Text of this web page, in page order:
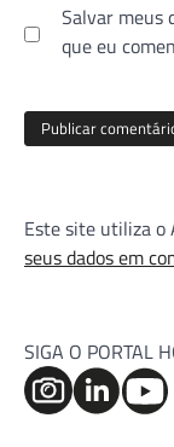
Salvar meus
que eu
Este site utiliza o
seus dados em
SIGA O PORTAL